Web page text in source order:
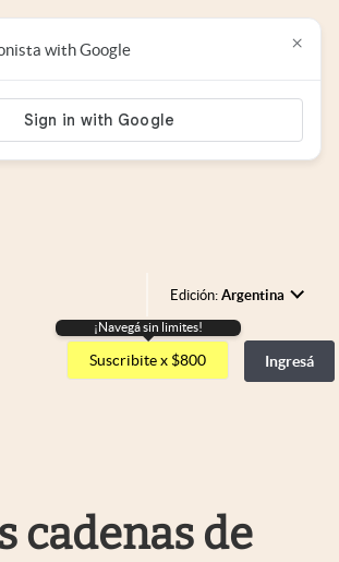
Edición: Argentina
Argentina
España
¡Navegá sin limites!
Suscribite x $800 Ingresá
with Google ×
cadenas de